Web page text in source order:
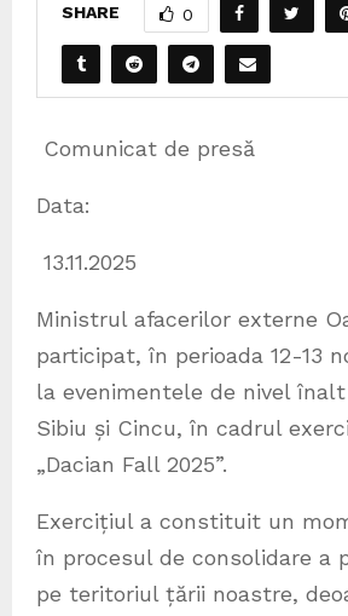
SHARE 0
Comunicat de presă
Data:
13.11.2025
Ministrul afacerilor externe
participat, în perioada 12-13
la evenimentele de nivel
Sibiu și Cincu, în cadrul
„Dacian Fall 2025”.
Exercițiul a constituit un
în procesul de consolidare a
pe teritoriul țării noastre,